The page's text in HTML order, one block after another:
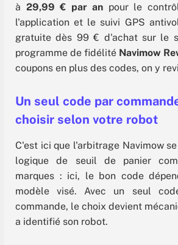
à 29,99 € par an pour le
l'application et le suivi GPS
gratuite dès 99 € d'achat sur le
programme de fidélité Navimow
coupons en plus des codes, on y
Un seul code par
choisir selon votre robot
C'est ici que l'arbitrage Navimow
logique de seuil de panier
marques : ici, le bon code
modèle visé. Avec un seul
commande, le choix devient
a identifié son robot.